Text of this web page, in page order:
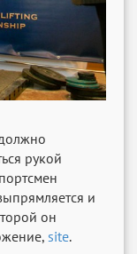
рукой
и
он
site.